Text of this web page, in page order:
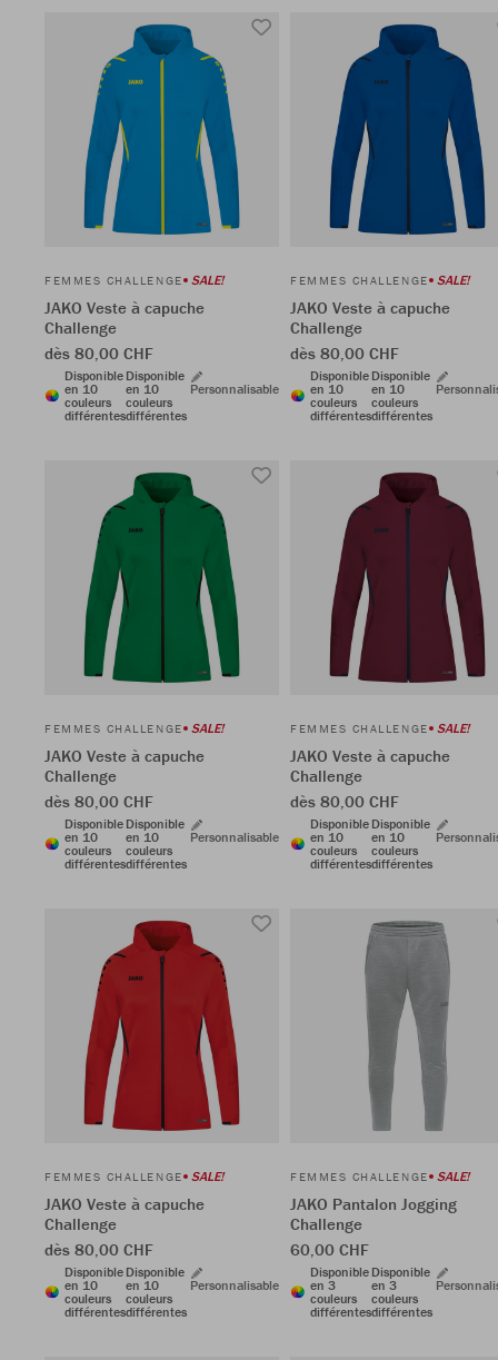
FEMMES CHALLENGE SALE!
JAKO Veste à capuche
Challenge
dès 80,00 CHF
Disponible
en 10
couleurs
différentes
Disponible
en 10
couleurs
différentes
Personnalisable
FEMMES CHALLENGE SALE!
JAKO Veste à capuche
Challenge
dès 80,00 CHF
Disponible
en 10
couleurs
différentes
Disponible
en 10
couleurs
différentes
FEMMES CHALLENGE SALE!
JAKO Veste à capuche
Challenge
dès 80,00 CHF
Disponible
en 10
couleurs
différentes
Disponible
en 10
couleurs
différentes
Personnalisable
FEMMES CHALLENGE SALE!
JAKO Veste à capuche
Challenge
dès 80,00 CHF
Disponible
en 10
couleurs
différentes
Disponible
en 10
couleurs
différentes
FEMMES CHALLENGE SALE!
JAKO Veste à capuche
Challenge
dès 80,00 CHF
Disponible
en 10
couleurs
différentes
Disponible
en 10
couleurs
différentes
Personnalisable
FEMMES CHALLENGE SALE!
JAKO Pantalon Jogging
Challenge
60,00 CHF
Disponible
en 3
couleurs
différentes
Disponible
en 3
couleurs
différentes